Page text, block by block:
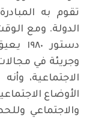
تقوم به
الدولة. ومع
وجريئة في
الاجتماعية،
الأوضاع
والاجتماعي